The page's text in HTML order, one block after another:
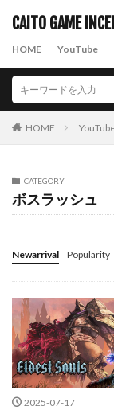
CAITO GAME
HOME YouTube
HOME
CATEGORY
ボスラッシュ
Newarrival Popularity
2025-07-17